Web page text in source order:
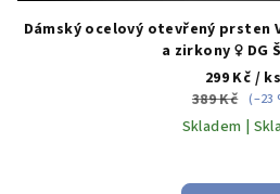
Dámský ocelový otevřený prsten
a zirkony ♀️ DG
299 Kč / ks
389 Kč (–23
Skladem |